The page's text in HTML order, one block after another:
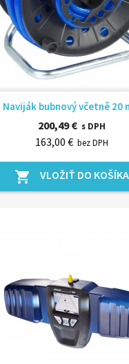
Naviják bubnový včetně 20
200,49 € s DPH
163,00 € bez DPH
shopping_cart VLOŽIŤ DO KOŠÍKA